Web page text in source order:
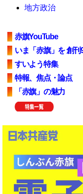
地方政治
赤旗YouTube
いま「赤旗」を 創刊
すいよう特集
特報、焦点・論点
「赤旗」の魅力